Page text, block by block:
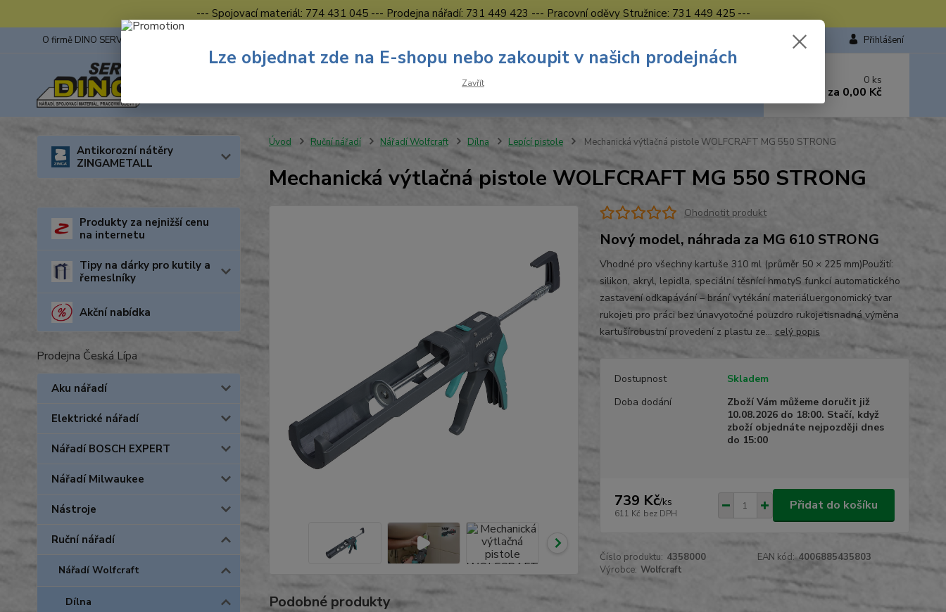
--- Spojovací materiál: 774 431 045 --- Prodejna nářadí: 731 449 423 --- Pracovní oděvy Stružnice: 731 449 425 ---
O firmě DINO SERVIS s.r.o. Přihlášení
Hledat
Nevíte si rady? Zavolejte.
0 ks
za 0,00 Kč
Antikorozní nátěry
ZINGAMETALL
Produkty za nejnižší cenu
na internetu
Tipy na dárky pro kutily a
řemeslníky
Akční nabídka
Prodejna Česká Lípa
Aku nářadí
Elektrické nářadí
Nářadí BOSCH EXPERT
Nářadí Milwaukee
Nástroje
Ruční nářadí
Nářadí Wolfcraft
Dílna
Úvod Ruční nářadí Nářadí Wolfcraft Dílna Lepící pistole Mechanická výtlačná pistole WOLFCRAFT MG 550 STRONG
Mechanická výtlačná pistole WOLFCRAFT MG 550 STRONG
Ohodnotit produkt
Nový model, náhrada za MG 610 STRONG
Vhodné pro všechny kartuše 310 ml (průměr 50 × 225 mm)Použití:
silikon, akryl, lepidla, speciální těsnící hmotyS funkcí automatického
zastavení odkapávání – brání vytékání materiáluergonomický tvar
rukojeti pro práci bez únavyotočné pouzdro rukojetisnadná výměna
kartušírobustní provedení z plastu ze... celý popis
Dostupnost
Skladem
Doba dodání
Zboží Vám můžeme doručit již
10.08.2026 do 18:00. Stačí, když
zboží objednáte nejpozději dnes
do 15:00
739 Kč/ks
611 Kč bez DPH
Přidat do košíku
Číslo produktu: 4358000 EAN kód: 4006885435803
Výrobce: Wolfcraft
Podobné produkty
Lze objednat zde na E-shopu nebo zakoupit v našich prodejnách
Zavřít